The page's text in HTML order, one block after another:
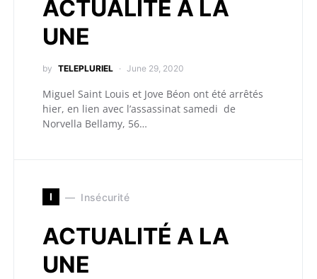
ACTUALITÉ A LA
UNE
by TELEPLURIEL June 29, 2020
Miguel Saint Louis et Jove Béon ont été arrêtés
hier, en lien avec l’assassinat samedi de
Norvella Bellamy, 56…
I Insécurité
ACTUALITÉ A LA
UNE